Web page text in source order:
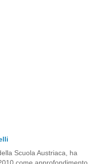
Scuola Austriaca, ha
come approfondimento